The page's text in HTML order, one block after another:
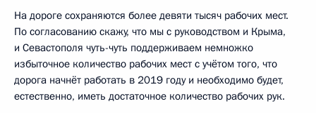
На дороге сохраняются более девяти тысяч рабочих мест.
По согласованию скажу, что мы с руководством и Крыма,
и Севастополя чуть-чуть поддерживаем немножко
избыточное количество рабочих мест с учётом того, что
дорога начнёт работать в 2019 году и необходимо будет,
естественно, иметь достаточное количество рабочих рук.